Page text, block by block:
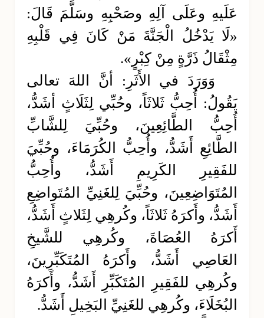
عَلَيهِ وعَلَى آلِهِ وصَحْبِهِ وسَلَّمَ قَالَ:
«لَا يَدْخُلُ الْجَنَّةَ مَنْ كَانَ فِي قَلْبِهِ
مِثْقَالُ ذَرَّةٍ مِنْ كِبْرٍ».
وَوَرَدَ في الأَثَرِ: أنَّ اللهَ تعالى
يَقُولُ: أُحِبُّ ثَلاثَاً، وحُبِّي لِثَلَاثٍ أشَدُّ،
أُحِبُّ الطَّائِعِينَ، وحُبِّيَ لِلشَّابِّ
الطَّائِعِ أَشَدُّ، وأُحِبُّ الكُرَمَاءَ، وحُبِّيَ
للفَقِيرِ الكَرِيمِ أَشَدُّ، وأُحِبُّ
المُتَوَاضِعِينَ، وحُبِّيَ لِلغَنِيِّ المُتَواضِعِ
أَشَدُّ، وأَكرَهُ ثَلاثَاً، وكُرهِي لِثَلاثٍ أَشَدُّ،
أَكرَهُ العُصَاةَ، وكُرهِي للشَّيخِ
العَاصِي أَشَدُّ، وأَكرَهُ المُتَكَبِّرِينَ،
وكُرهِي للفَقِيرِ المُتَكَبِّرِ أَشَدُّ، وأَكرَهُ
البُخَلَاءَ، وكُرهِي للغَنِيِّ البَخِيلِ أَشَدُّ.